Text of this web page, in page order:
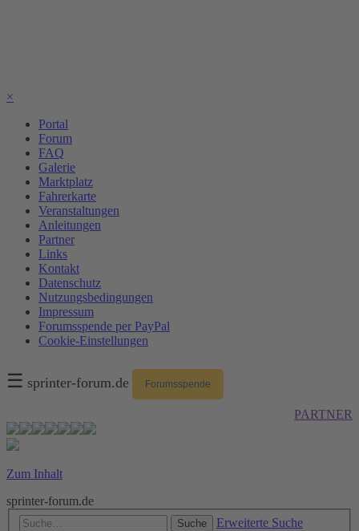
×
Portal
Forum
FAQ
Galerie
Marktplatz
Fahrerkarte
Veranstaltungen
Anleitungen
Partner
Links
Kontakt
Datenschutz
Nutzungsbedingungen
Impressum
Forumsspende per PayPal
Cookie-Einstellungen
☰ sprinter-forum.de Forumsspende
PARTNER
Zum Inhalt
sprinter-forum.de
Suche Erweiterte Suche